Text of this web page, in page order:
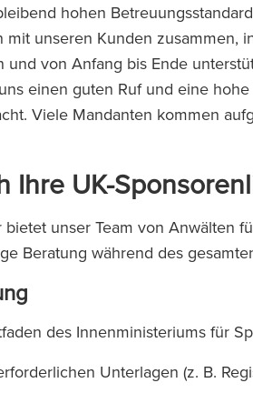
hohen
unseren Kunden zusammen,
und von Anfang bis Ende
einen guten Ruf und eine
Viele Mandanten kommen
Ihre UK-
bietet unser Team von Anwälten
Beratung während des
des Innenministeriums für
Unterlagen (z. B.